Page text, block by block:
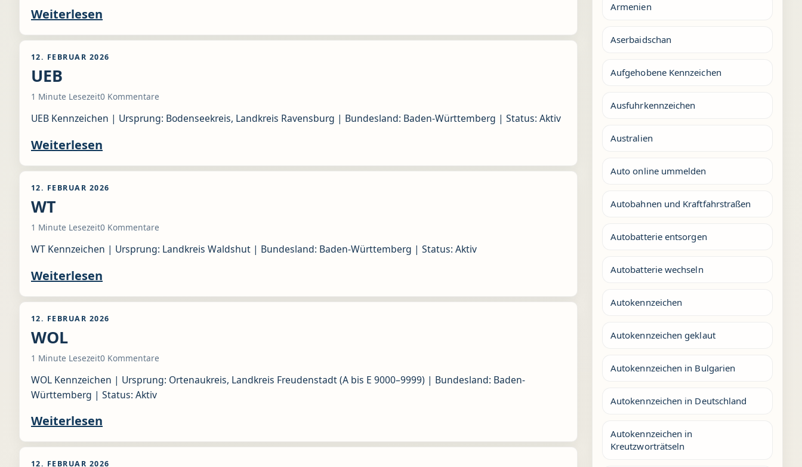
Weiterlesen
12. FEBRUAR 2026
UEB
1 Minute Lesezeit0 Kommentare
UEB Kennzeichen | Ursprung: Bodenseekreis, Landkreis Ravensburg | Bundesland: Baden-Württemberg | Status: Aktiv
Weiterlesen
12. FEBRUAR 2026
WT
1 Minute Lesezeit0 Kommentare
WT Kennzeichen | Ursprung: Landkreis Waldshut | Bundesland: Baden-Württemberg | Status: Aktiv
Weiterlesen
12. FEBRUAR 2026
WOL
1 Minute Lesezeit0 Kommentare
WOL Kennzeichen | Ursprung: Ortenaukreis, Landkreis Freudenstadt (A bis E 9000–9999) | Bundesland: Baden-
Württemberg | Status: Aktiv
Weiterlesen
12. FEBRUAR 2026
Armenien
Aserbaidschan
Aufgehobene Kennzeichen
Ausfuhrkennzeichen
Australien
Auto online ummelden
Autobahnen und Kraftfahrstraßen
Autobatterie entsorgen
Autobatterie wechseln
Autokennzeichen
Autokennzeichen geklaut
Autokennzeichen in Bulgarien
Autokennzeichen in Deutschland
Autokennzeichen in
Kreutzworträtseln